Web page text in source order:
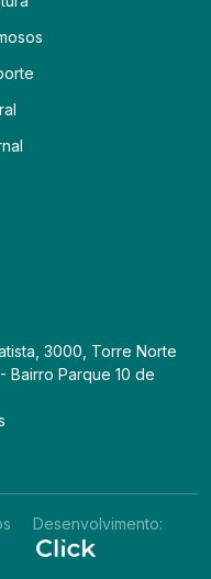
3000, Torre Norte
Bairro Parque 10 de
Desenvolvimento: